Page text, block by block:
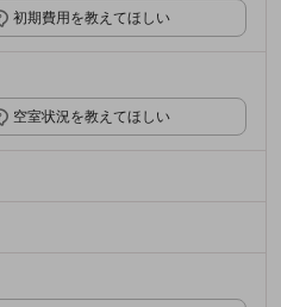
初期費用を教えてほしい
空室状況を教えてほしい